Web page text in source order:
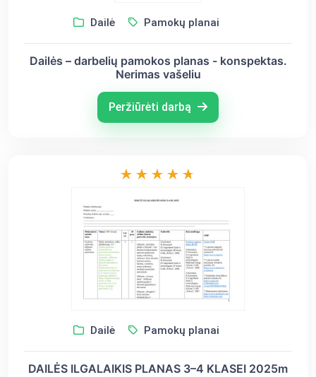
Dailė Pamokų planai
Dailės – darbelių pamokos planas - konspektas.
Nerimas vašeliu
Peržiūrėti darbą
Dailė Pamokų planai
DAILĖS ILGALAIKIS PLANAS 3–4 KLASEI 2025m